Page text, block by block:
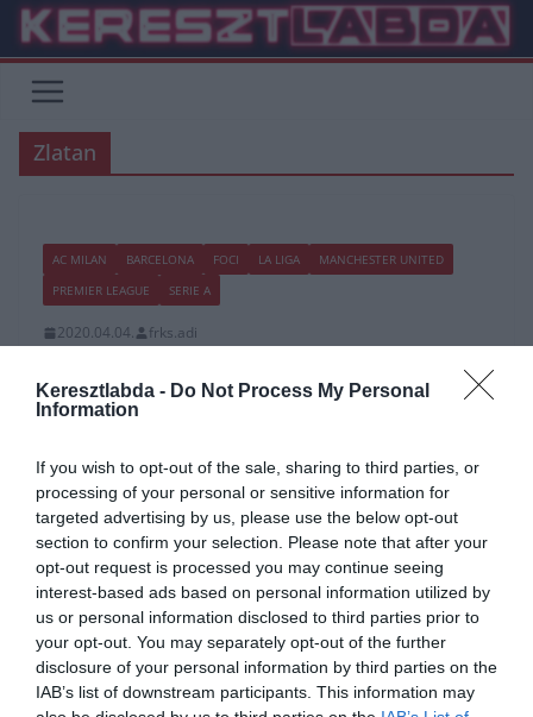
Keresztlabda - Do Not Process My Personal
Information
If you wish to opt-out of the sale, sharing to third parties, or
processing of your personal or sensitive information for
targeted advertising by us, please use the below opt-out
section to confirm your selection. Please note that after your
opt-out request is processed you may continue seeing
interest-based ads based on personal information utilized by
us or personal information disclosed to third parties prior to
your opt-out. You may separately opt-out of the further
disclosure of your personal information by third parties on the
IAB’s list of downstream participants. This information may
Skip
content
Zlatan
AC MILAN BARCELONA FOCI LA LIGA
MANCHESTER UNITED
PREMIER LEAGUE
SERIE A
2020.04.04. frks.adi
Zlatan Ibrahimovic élete se
indult könnyedén
A svédek világklasszis támadója jugoszláv család gyermekeként a
svédországi Malmöben jött világra és a város egyik legszegényebb
kerületében laktak, Rosengardban.
Read More
AC MILAN ÁTIGAZOLÁSI HÍREK FOCI SERIE A